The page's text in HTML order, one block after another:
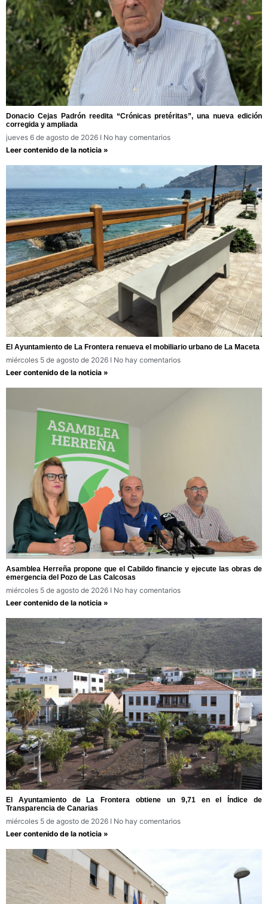
Donacio Cejas Padrón reedita “Crónicas pretéritas”, una nueva edición
corregida y ampliada
jueves 6 de agosto de 2026
No hay comentarios
Leer contenido de la noticia »
El Ayuntamiento de La Frontera renueva el mobiliario urbano de La Maceta
miércoles 5 de agosto de 2026
No hay comentarios
Leer contenido de la noticia »
Asamblea Herreña propone que el Cabildo financie y ejecute las obras de
emergencia del Pozo de Las Calcosas
miércoles 5 de agosto de 2026
No hay comentarios
Leer contenido de la noticia »
El Ayuntamiento de La Frontera obtiene un 9,71 en el Índice de
Transparencia de Canarias
miércoles 5 de agosto de 2026
No hay comentarios
Leer contenido de la noticia »